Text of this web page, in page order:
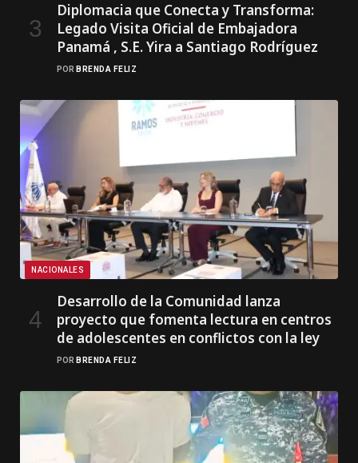
Diplomacia que Conecta y Transforma:
Legado Visita Oficial de Embajadora
Panamá , S.E. Yira a Santiago Rodríguez
POR BRENDA FELIZ
NACIONALES
Desarrollo de la Comunidad lanza
proyecto que fomenta lectura en centros
de adolescentes en conflictos con la ley
POR BRENDA FELIZ